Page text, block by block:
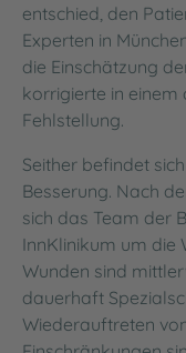
entschied, den
Experten in
die Einschätzung
korrigierte in einem
Fehlstellung.
Seither befindet
Besserung. Nach
sich das Team der
InnKlinikum um die
Wunden sind
dauerhaft
Wiederauftreten